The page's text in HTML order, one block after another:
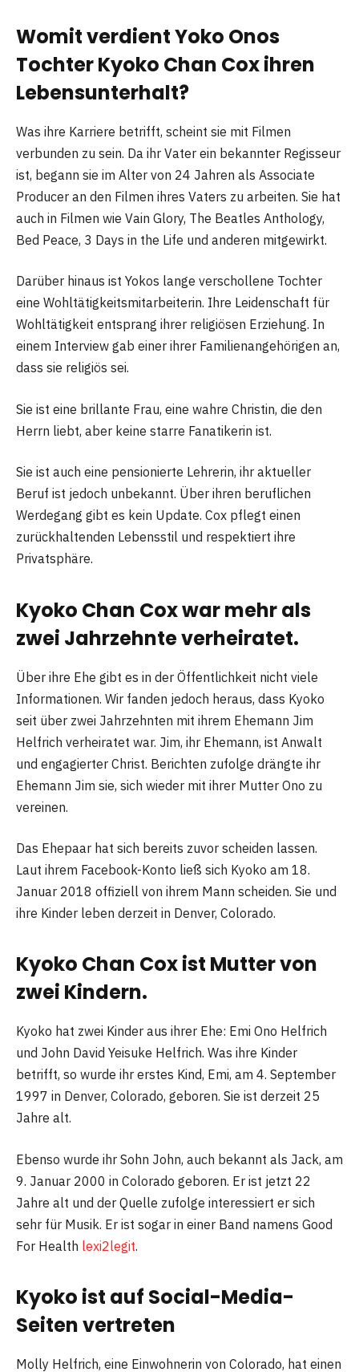
Womit verdient Yoko Onos
Tochter Kyoko Chan Cox ihren
Lebensunterhalt?
Was ihre Karriere betrifft, scheint sie mit Filmen
verbunden zu sein. Da ihr Vater ein bekannter Regisseur
ist, begann sie im Alter von 24 Jahren als Associate
Producer an den Filmen ihres Vaters zu arbeiten. Sie hat
auch in Filmen wie Vain Glory, The Beatles Anthology,
Bed Peace, 3 Days in the Life und anderen mitgewirkt.
Darüber hinaus ist Yokos lange verschollene Tochter
eine Wohltätigkeitsmitarbeiterin. Ihre Leidenschaft für
Wohltätigkeit entsprang ihrer religiösen Erziehung. In
einem Interview gab einer ihrer Familienangehörigen an,
dass sie religiös sei.
Sie ist eine brillante Frau, eine wahre Christin, die den
Herrn liebt, aber keine starre Fanatikerin ist.
Sie ist auch eine pensionierte Lehrerin, ihr aktueller
Beruf ist jedoch unbekannt. Über ihren beruflichen
Werdegang gibt es kein Update. Cox pflegt einen
zurückhaltenden Lebensstil und respektiert ihre
Privatsphäre.
Kyoko Chan Cox war mehr als
zwei Jahrzehnte verheiratet.
Über ihre Ehe gibt es in der Öffentlichkeit nicht viele
Informationen. Wir fanden jedoch heraus, dass Kyoko
seit über zwei Jahrzehnten mit ihrem Ehemann Jim
Helfrich verheiratet war. Jim, ihr Ehemann, ist Anwalt
und engagierter Christ. Berichten zufolge drängte ihr
Ehemann Jim sie, sich wieder mit ihrer Mutter Ono zu
vereinen.
Das Ehepaar hat sich bereits zuvor scheiden lassen.
Laut ihrem Facebook-Konto ließ sich Kyoko am 18.
Januar 2018 offiziell von ihrem Mann scheiden. Sie und
ihre Kinder leben derzeit in Denver, Colorado.
Kyoko Chan Cox ist Mutter von
zwei Kindern.
Kyoko hat zwei Kinder aus ihrer Ehe: Emi Ono Helfrich
und John David Yeisuke Helfrich. Was ihre Kinder
betrifft, so wurde ihr erstes Kind, Emi, am 4. September
1997 in Denver, Colorado, geboren. Sie ist derzeit 25
Jahre alt.
Ebenso wurde ihr Sohn John, auch bekannt als Jack, am
9. Januar 2000 in Colorado geboren. Er ist jetzt 22
Jahre alt und der Quelle zufolge interessiert er sich
sehr für Musik. Er ist sogar in einer Band namens Good
For Health lexi2legit.
Kyoko ist auf Social-Media-
Seiten vertreten
Molly Helfrich, eine Einwohnerin von Colorado, hat einen